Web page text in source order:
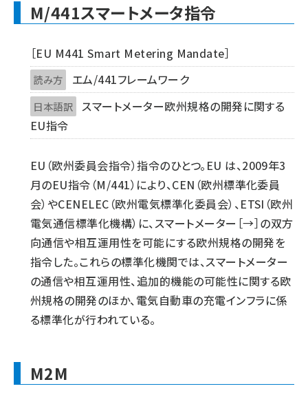
M/441スマートメータ指令
［EU M441 Smart Metering Mandate］
読み方 エム/441フレームワーク
日本語訳
スマートメーター欧州規格の開発に関する
EU指令
EU（欧州委員会指令）指令のひとつ。EU は、2009年3
月のEU指令（M/441）により、CEN（欧州標準化委員
会）やCENELEC（欧州電気標準化委員会）、ETSI（欧州
電気通信標準化機構）に、スマートメーター［→］の双方
向通信や相互運用性を可能にする欧州規格の開発を
指令した。これらの標準化機関では、スマートメーター
の通信や相互運用性、追加的機能の可能性に関する欧
州規格の開発のほか、電気自動車の充電インフラに係
る標準化が行われている。
M2M